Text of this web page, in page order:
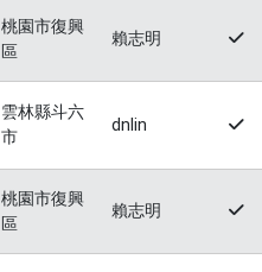
桃園市復興
區
賴志明
雲林縣斗六
市
dnlin
桃園市復興
區
賴志明